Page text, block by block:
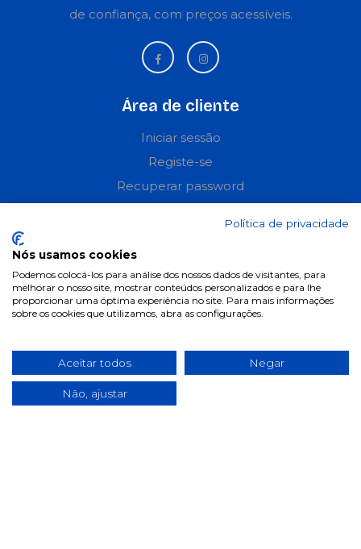
de confiança, com preços acessíveis.
Área de cliente
Iniciar sessão
Registe-se
Recuperar password
Informações
Termos & Condições
Política de privacidade
Condições de campanhas
Últimas notícias & Blog
Política de privacidade
Nós usamos cookies
Podemos colocá-los para análise dos nossos dados de visitantes, para
melhorar o nosso site, mostrar conteúdos personalizados e para lhe
proporcionar uma óptima experiência no site. Para mais informações
sobre os cookies que utilizamos, abra as configurações.
Aceitar todos Negar
Não, ajustar